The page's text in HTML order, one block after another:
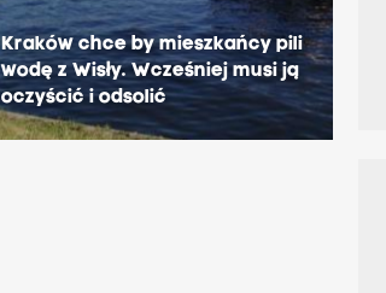
Kraków chce by mieszkańcy pili
wodę z Wisły. Wcześniej musi ją
oczyścić i odsolić